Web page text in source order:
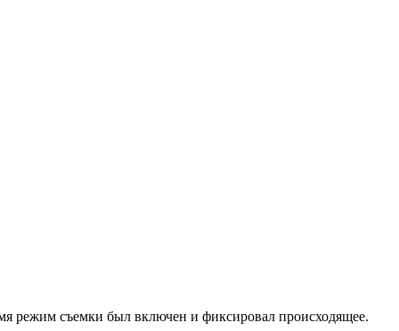
режим съемки был включен и фиксировал происходящее.